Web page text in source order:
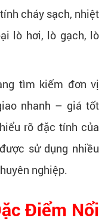
cháy sạch, nhiệt
lò hơi, lò gạch, lò
tìm kiếm đơn vị
nhanh – giá tốt
rõ đặc tính của
sử dụng nhiều
nghiệp.
Điểm Nổi